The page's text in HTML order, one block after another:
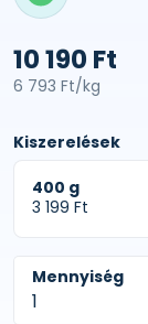
10 190 Ft
6 793 Ft/kg
Kiszerelések
400 g
3 199 Ft
Mennyiség